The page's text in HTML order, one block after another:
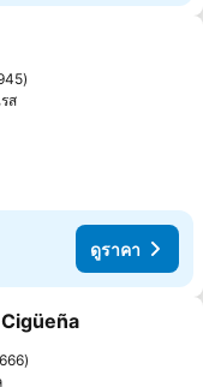
ารโปรด
ส
ดูราคา
การโปรด